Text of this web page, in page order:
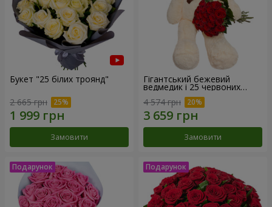
Букет "25 білих троянд"
2 665 грн
Замовити
Гігантський бежевий
ведмедик і 25 червоних
троянд
4 574 грн
Замовити